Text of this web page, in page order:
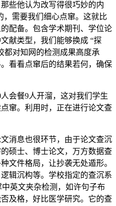
些他认为改写得很巧妙的内
，需要我们细心点窜。这就比
配备。包含学术期刊、学位论
献类型，我们能够换成 “探
都对知网的检测成果高度承
看看点窜后的结果若何，确保
餐9人开溜，这对我们学生
窜。利用时，正在进行论文查
息也很环节，由于论文查沉
硕士、博士论文，万方数据查
文件格局，让抄袭无处遁形。
辑沉构等。学校指定的查沉系
英文夹杂检测，如许句子布
及格，好比医学研究。它的查